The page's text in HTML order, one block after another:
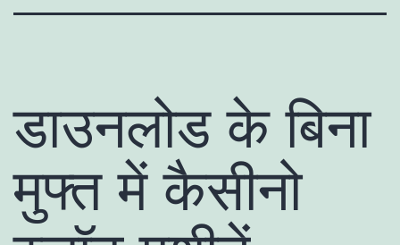
डाउनलोड के बिना
मुफ्त में कैसीनो